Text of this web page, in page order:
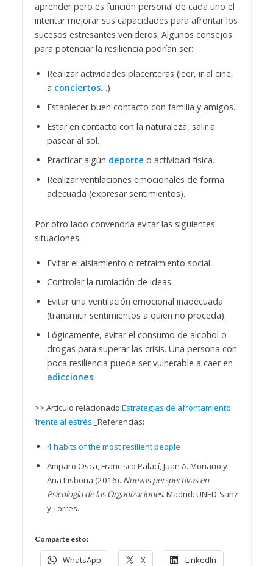
aprender pero es función personal de cada uno el
intentar mejorar sus capacidades para afrontar los
sucesos estresantes venideros. Algunos consejos
para potenciar la resiliencia podrían ser:
Realizar actividades placenteras (leer, ir al cine,
a conciertos…)
Establecer buen contacto con familia y amigos.
Estar en contacto con la naturaleza, salir a
pasear al sol.
Practicar algún deporte o actividad física.
Realizar ventilaciones emocionales de forma
adecuada (expresar sentimientos).
Por otro lado convendría evitar las siguientes
situaciones:
Evitar el aislamiento o retraimiento social.
Controlar la rumiación de ideas.
Evitar una ventilación emocional inadecuada
(transmitir sentimientos a quien no proceda).
Lógicamente, evitar el consumo de alcohol o
drogas para superar las crisis. Una persona con
poca resiliencia puede ser vulnerable a caer en
adicciones.
>> Artículo relacionado:Estrategias de afrontamiento
frente al estrés. Referencias:
4 habits of the most resilient people
Amparo Osca, Francisco Palací, Juan A. Moriano y
Ana Lisbona (2016). Nuevas perspectivas en
Psicología de las Organizaciones. Madrid: UNED-Sanz
y Torres.
Comparte esto:
WhatsApp X LinkedIn